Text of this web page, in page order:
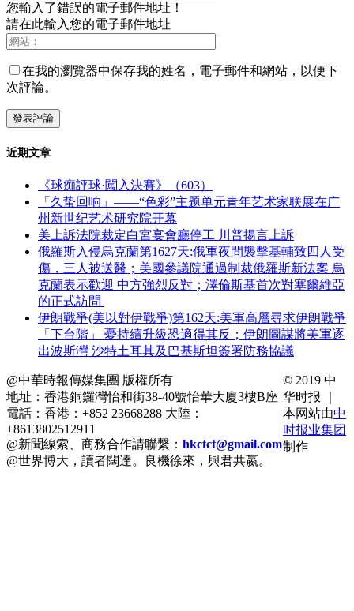
您輸入了錯誤的電子郵件地址！
請在此輸入您的電子郵件地址
在我的瀏覽器中保存我的姓名，電子郵件和網站，以便下
次評論。
近期文章
《球痴評球·闖入決賽》（603）
「久蛰回响」——“色彩”主题单元青年艺术家联展在广
州新世纪艺术研究院开幕
美上訴法院裁定白宮宴會廳停工 川普揚言上訴
俄羅斯入侵烏克蘭第1627天:俄軍夜間襲擊基輔致四人受
傷，三人被送醫；美國參議院通過制裁俄羅斯新法案 烏
克蘭表示歡迎 中方強烈反對；澤倫斯基首次對塞爾維亞
的正式訪問
伊朗戰爭(美以對伊戰爭)第162天:美軍高層尋求伊朗戰爭
「下台階」 憂持續升級恐適得其反；伊朗圖謀將美軍逐
出波斯灣 沙特土耳其及巴基斯坦簽署防務協議
@中華時報傳媒集團 版權所有
地址：香港銅鑼灣怡和街38-40號怡華大廈3樓B座
電話：香港：+852 23668288 大陸：
+8613802512911
@新聞線索、商務合作請聯繫： hkctct@gmail.com
@世界博大，讀者闊達。良機徐來，與君共嬴。
© 2019 中
华时报 ｜
本网站由中
时报业集团
制作